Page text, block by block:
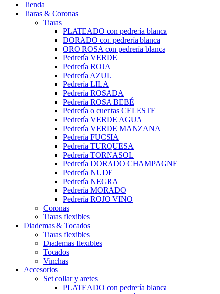
Tienda
Tiaras & Coronas
Tiaras
PLATEADO con pedrería blanca
DORADO con pedrería blanca
ORO ROSA con pedrería blanca
Pedrería VERDE
Pedrería ROJA
Pedrería AZUL
Pedrería LILA
Pedrería ROSADA
Pedrería ROSA BEBÉ
Pedrería o cuentas CELESTE
Pedrería VERDE AGUA
Pedrería VERDE MANZANA
Pedrería FUCSIA
Pedrería TURQUESA
Pedrería TORNASOL
Pedrería DORADO CHAMPAGNE
Pedrería NUDE
Pedrería NEGRA
Pedrería MORADO
Pedrería ROJO VINO
Coronas
Tiaras flexibles
Diademas & Tocados
Tiaras flexibles
Diademas flexibles
Tocados
Vinchas
Accesorios
Set collar y aretes
PLATEADO con pedrería blanca